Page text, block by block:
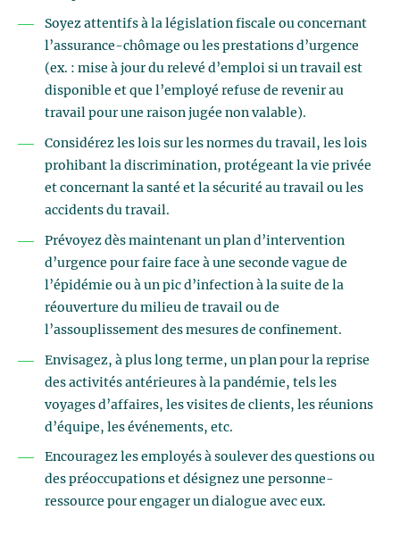
Soyez attentifs à la législation fiscale ou concernant
l’assurance-chômage ou les prestations d’urgence
(ex. : mise à jour du relevé d’emploi si un travail est
disponible et que l’employé refuse de revenir au
travail pour une raison jugée non valable).
Considérez les lois sur les normes du travail, les lois
prohibant la discrimination, protégeant la vie privée
et concernant la santé et la sécurité au travail ou les
accidents du travail.
Prévoyez dès maintenant un plan d’intervention
d’urgence pour faire face à une seconde vague de
l’épidémie ou à un pic d’infection à la suite de la
réouverture du milieu de travail ou de
l’assouplissement des mesures de confinement.
Envisagez, à plus long terme, un plan pour la reprise
des activités antérieures à la pandémie, tels les
voyages d’affaires, les visites de clients, les réunions
d’équipe, les événements, etc.
Encouragez les employés à soulever des questions ou
des préoccupations et désignez une personne-
ressource pour engager un dialogue avec eux.